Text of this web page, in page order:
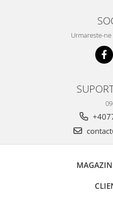
Urmareste-